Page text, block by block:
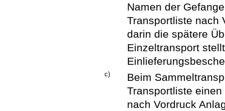
Namen der
Transportliste nach
darin die spätere
Einzeltransport
c)
Beim
Transportliste
nach Vordruck